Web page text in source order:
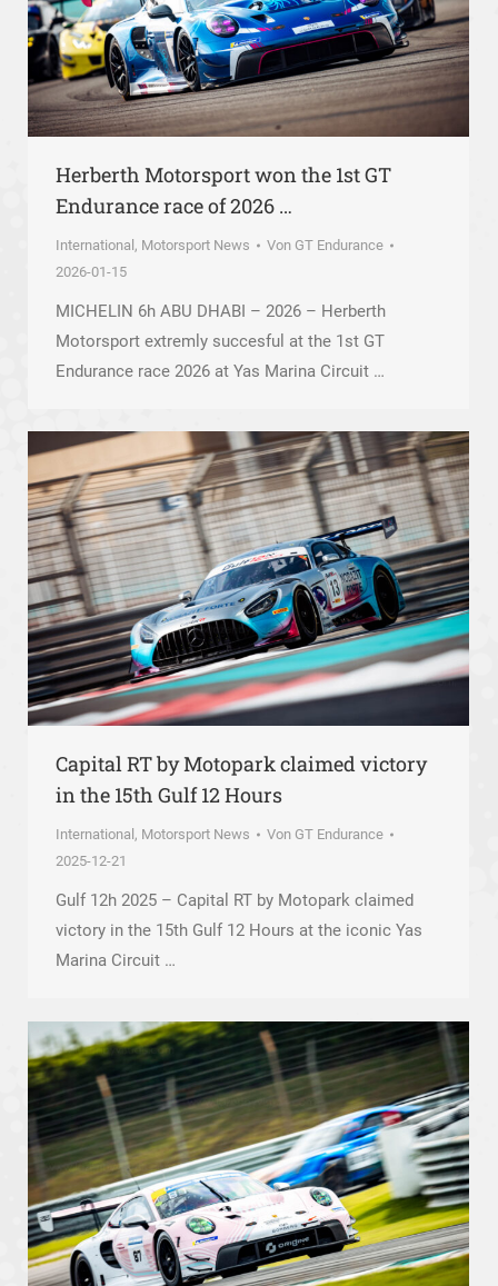
Herberth Motorsport won the 1st GT
Endurance race of 2026 …
International , Motorsport News Von GT Endurance
2026-01-15
MICHELIN 6h ABU DHABI – 2026 – Herberth
Motorsport extremly succesful at the 1st GT
Endurance race 2026 at Yas Marina Circuit …
Capital RT by Motopark claimed victory
in the 15th Gulf 12 Hours
International , Motorsport News Von GT Endurance
2025-12-21
Gulf 12h 2025 – Capital RT by Motopark claimed
victory in the 15th Gulf 12 Hours at the iconic Yas
Marina Circuit …